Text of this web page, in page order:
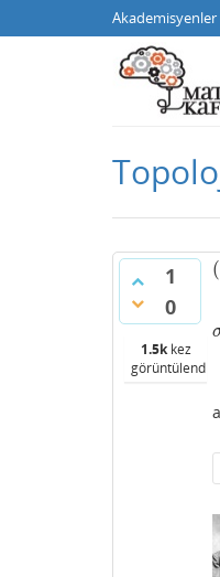
1
0
1.5kkez
görüntülendi
(
(